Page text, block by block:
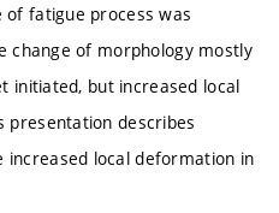
fatigue process was
change of morphology mostly
initiated, but increased local
presentation describes
increased local deformation in